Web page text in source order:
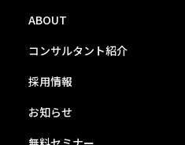
ABOUT
コンサルタント紹介
採用情報
お知らせ